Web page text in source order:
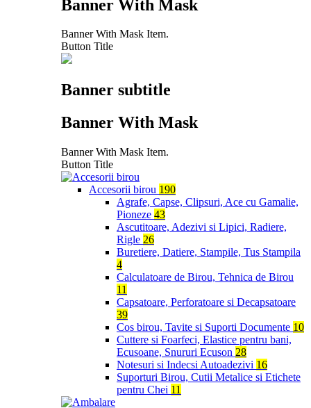
Banner With Mask
Banner With Mask Item.
Button Title
Banner subtitle
Banner With Mask
Banner With Mask Item.
Button Title
Accesorii birou 190
Agrafe, Capse, Clipsuri, Ace cu Gamalie,
Pioneze 43
Ascutitoare, Adezivi si Lipici, Radiere,
Rigle 26
Buretiere, Datiere, Stampile, Tus Stampila
4
Calculatoare de Birou, Tehnica de Birou
11
Capsatoare, Perforatoare si Decapsatoare
39
Cos birou, Tavite si Suporti Documente 10
Cuttere si Foarfeci, Elastice pentru bani,
Ecusoane, Snururi Ecuson 28
Notesuri si Indecsi Autoadezivi 16
Suporturi Birou, Cutii Metalice si Etichete
pentru Chei 11